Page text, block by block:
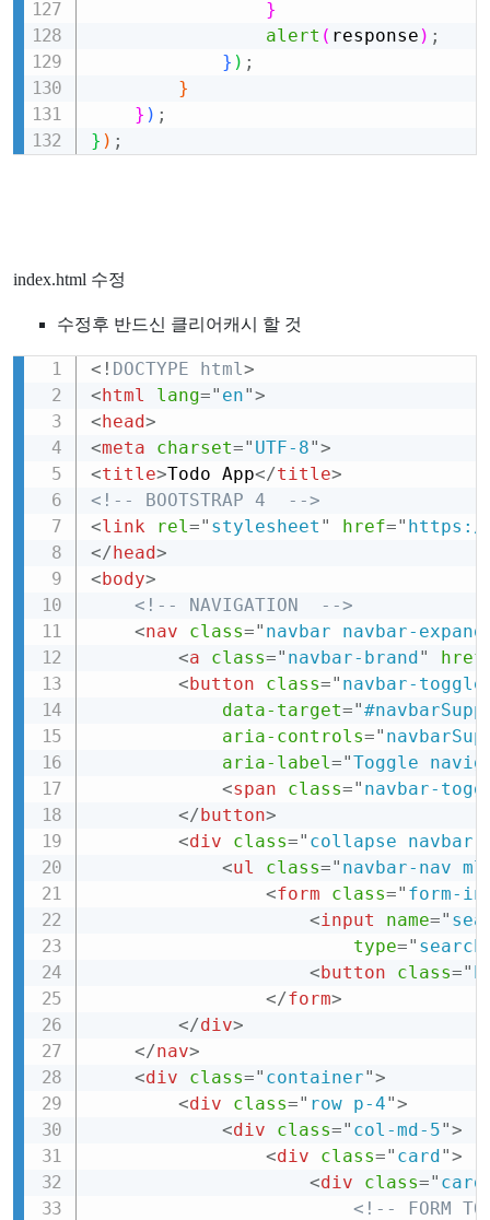
}
alert ( response ) ;
} ) ;
}
} ) ;
} ) ;
index.html 수정
수정후 반드신 클리어캐시 할 것
<! DOCTYPE html >
<html lang=" en">
<head>
<meta charset=" UTF-8">
<title>Todo App</title>
<!-- BOOTSTRAP 4  -->
<link rel =" stylesheet " href=" https://
</head>
<body>
<!-- NAVIGATION  -->
<nav class=" navbar navbar-
<a class=" navbar-brand" href
<button class=" navbar-
data-target="
aria-controls="
aria-label ="Toggle
<span class=" navbar-
</button>
<div class=" collapse navbar-
<ul class=" navbar-nav
<form class=" form-
<input name="
type=" search
<button class="
</form>
</div>
</nav>
<div class=" container">
<div class=" row p-4">
<div class=" col-md-5">
<div class=" card">
<div class="
<!-- FORM